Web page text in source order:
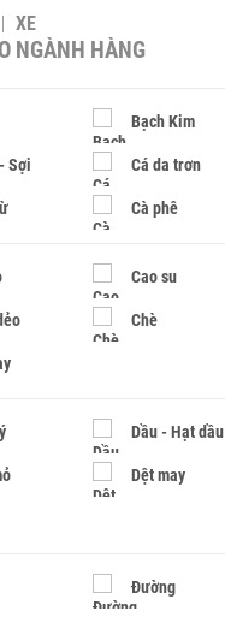
XE
NGÀNH HÀNG
Bạch Kim
Sợi Cá da trơn
Cà phê
Cao su
Chè
Dầu - Hạt dầu
Dệt may
Đường